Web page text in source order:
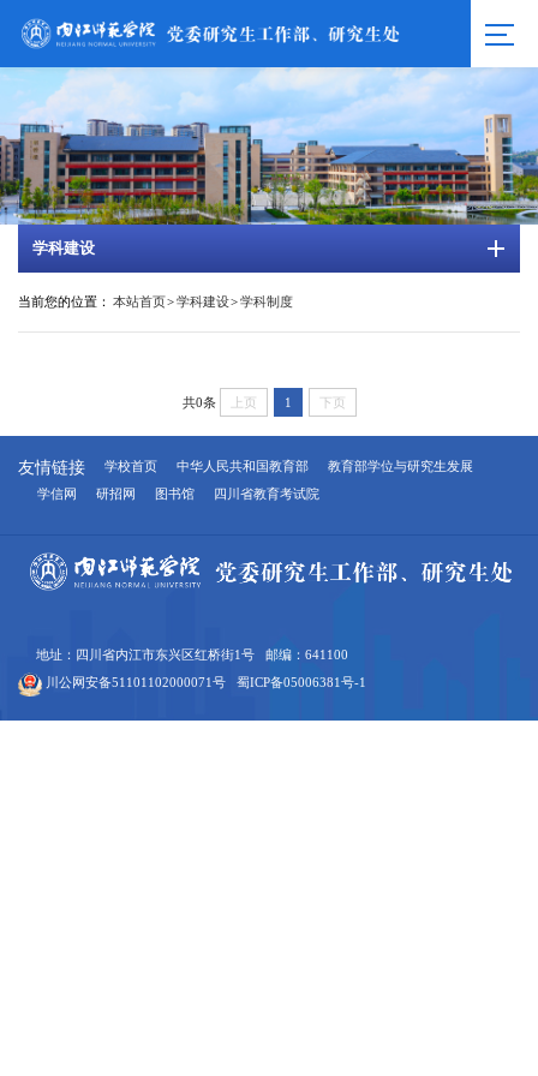
学科建设
当前您的位置： 本站首页>学科建设>学科制度
共0条 上页 1 下页
友情链接 学校首页 中华人民共和国教育部
教育部学位与研究生发展
学信网
研招网 图书馆 四川省教育考试院
地址：四川省内江市东兴区红桥街1号 邮编：641100
川公网安备51101102000071号
蜀ICP备05006381号-1